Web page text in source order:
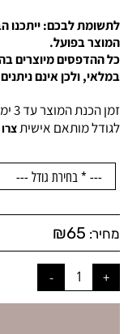
לתשומת לבכם: ייתכנו
המוצר בפועל.
כל ההדפסים מיוצרים
במלאי, ולכן אינם
זמן הכנת המוצר עד 3 ימי עסקים.
לגודל מותאם אישית
מחיר: ₪65